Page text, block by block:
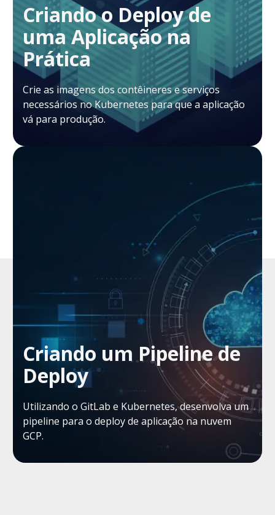
Criando o Deploy de
uma Aplicação na
Prática
Crie as imagens dos contêineres e serviços
necessários no Kubernetes para que a aplicação
vá para produção.
Criando um Pipeline de
Deploy
Utilizando o GitLab e Kubernetes, desenvolva um
pipeline para o deploy de aplicação na nuvem
GCP.